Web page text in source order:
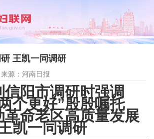
王凯一同调研
来源：河南日报
信阳市调研时强调
个更好”殷殷嘱托
革命老区高质量发展
凯一同调研